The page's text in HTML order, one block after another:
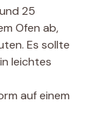
25
Ofen ab,
Es sollte
leichtes
auf einem